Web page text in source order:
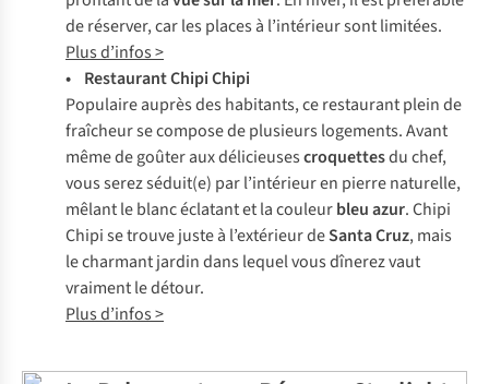
de réserver, car les places à l’intérieur sont limitées.
Plus d’infos >
• Restaurant Chipi Chipi
Populaire auprès des habitants, ce restaurant plein de
fraîcheur se compose de plusieurs logements. Avant
même de goûter aux délicieusescroquettesdu chef,
vous serez séduit(e) par l’intérieur en pierre naturelle,
mêlant le blanc éclatant et la couleurbleu azur. Chipi
Chipi se trouve juste à l’extérieur deSanta Cruz, mais
le charmant jardin dans lequel vous dînerez vaut
vraiment le détour.
Plus d’infos >